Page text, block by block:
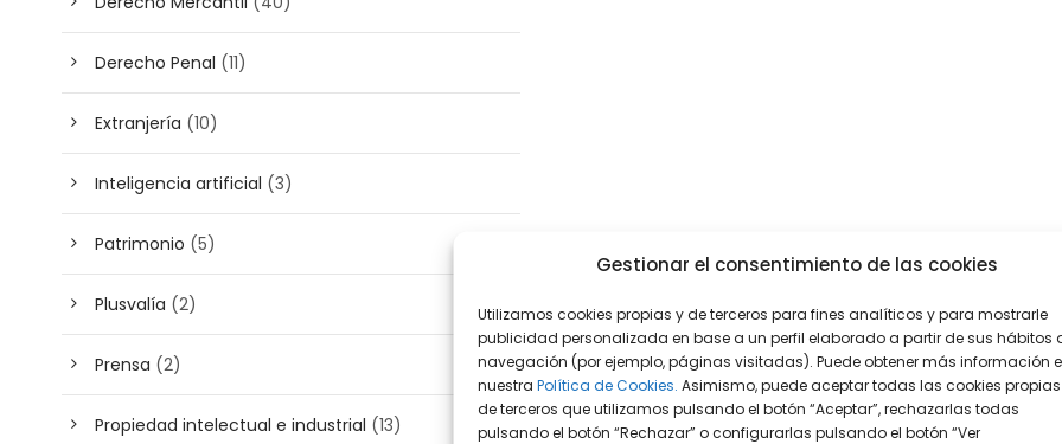
Gestionar el consentimiento de las cookies
Utilizamos cookies propias y de terceros para fines analíticos y para mostrarle
publicidad personalizada en base a un perfil elaborado a partir de sus hábitos
navegación (por ejemplo, páginas visitadas). Puede obtener más información
nuestra Política de Cookies. Asimismo, puede aceptar todas las cookies
de terceros que utilizamos pulsando el botón “Aceptar”, rechazarlas todas
pulsando el botón “Rechazar” o configurarlas pulsando el botón “Ver
Derecho Penal (11)
Extranjería (10)
Inteligencia artificial (3)
Patrimonio (5)
Plusvalía (2)
Prensa (2)
Propiedad intelectual e industrial (13)